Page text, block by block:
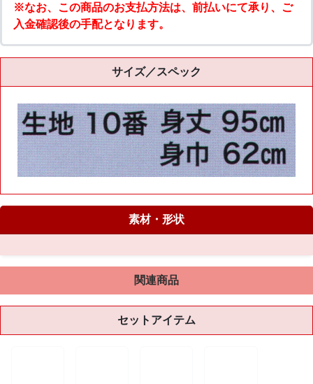
※なお、この商品のお支払方法は、前払いにて承り、ご
入金確認後の手配となります。
サイズ／スペック
素材・形状
関連商品
セットアイテム